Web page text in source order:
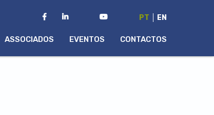
PT EN
ASSOCIADOS EVENTOS CONTACTOS